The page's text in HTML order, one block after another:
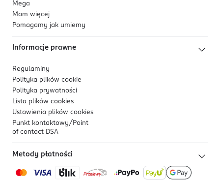
Mega
Mam więcej
Pomagamy jak umiemy
Informacje prawne
Regulaminy
Polityka plików cookie
Polityka prywatności
Lista plików cookies
Ustawienia plików cookies
Punkt kontaktowy/ Point
of contact DSA
Metody płatności